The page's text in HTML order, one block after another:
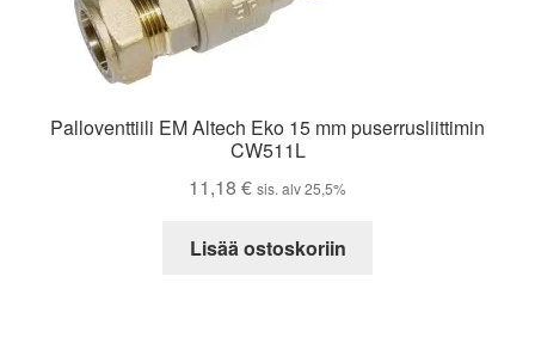
Palloventtiili EM Altech Eko 15 mm puserrusliittimin
CW511L
11,18 € sis. alv 25,5%
Lisää ostoskoriin